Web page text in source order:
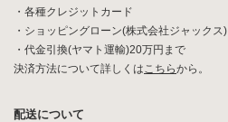
・各種クレジットカード
・ショッピングローン(株式会社ジャックス)
・代金引換(ヤマト運輸)20万円まで
決済方法について詳しくはこちらから。
配送について